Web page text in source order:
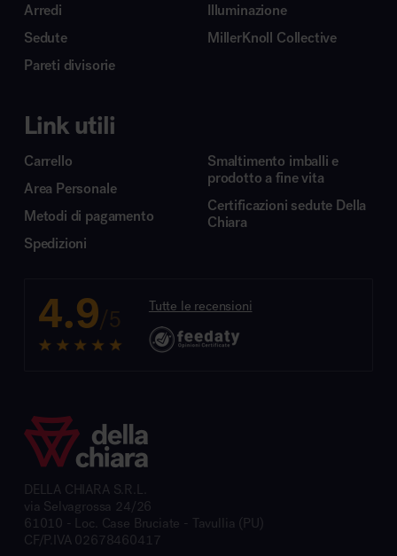
Arredi
Sedute
Pareti divisorie
Illuminazione
MillerKnoll Collective
Link utili
Carrello
Area Personale
Metodi di pagamento
Spedizioni
Smaltimento imballi e
prodotto a fine vita
Certificazioni sedute Della
Chiara
4.9/5 Tutte le recensioni
DELLA CHIARA S.R.L.
via Selvagrossa 24/26
61010 - Loc. Case Bruciate - Tavullia (PU)
CF/P.IVA 02678460417